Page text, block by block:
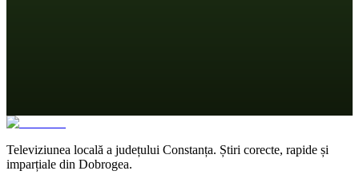
Televiziunea locală a județului Constanța. Știri corecte, rapide și
imparțiale din Dobrogea.